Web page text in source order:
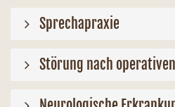
Sprechapraxie
Störung nach